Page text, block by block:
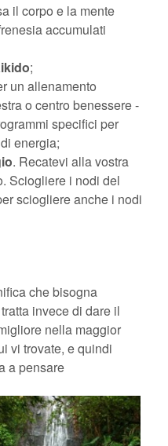
il corpo e la mente
accumulati
;
un allenamento
o centro benessere -
specifici per
energia;
. Recatevi alla vostra
Sciogliere i nodi del
sciogliere anche i nodi
che bisogna
invece di dare il
nella maggior
vi trovate, e quindi
a pensare